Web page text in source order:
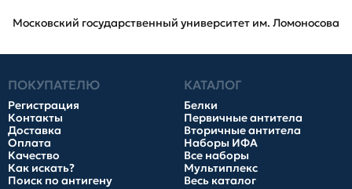
Московский государственный университет им. Ломоносова
ПОКУПАТЕЛЮ
Регистрация
Контакты
Доставка
Оплата
Качество
Как искать?
Поиск по антигену
КАТАЛОГ
Белки
Первичные антитела
Вторичные антитела
Наборы ИФА
Все наборы
Мультиплекс
Весь каталог